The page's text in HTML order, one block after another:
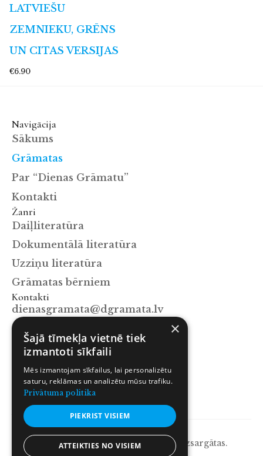
LATVIEŠU
ZEMNIEKU, GRĒNS
UN CITAS VERSIJAS
€6.90
Navigācija
Sākums
Grāmatas
Par “Dienas Grāmatu”
Kontakti
Žanri
Daiļliteratūra
Dokumentālā literatūra
Uzziņu literatūra
Grāmatas bērniem
Kontakti
dienasgramata@dgramata.lv
+371 67063129
Mūkusalas iela 15a, Rīga, LV-1004
Facebook
Instagram
X.com
© 2026 Dienas Grāmata. Visas tiesības aizsargātas.
×
Šajā tīmekļa vietnē tiek
izmantoti sīkfaili
Mēs izmantojam sīkfailus, lai personalizētu
saturu, reklāmas un analizētu mūsu trafiku.
Privātuma politika
PIEKRIST VISIEM
ATTEIKTIES NO VISIEM